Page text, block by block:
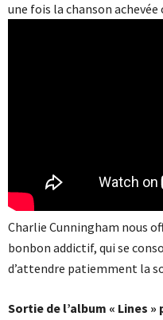
une fois la chanson
Charlie Cunningham nous
bonbon addictif, qui se
d’attendre patiemment la
Sortie de l’album « Lines »